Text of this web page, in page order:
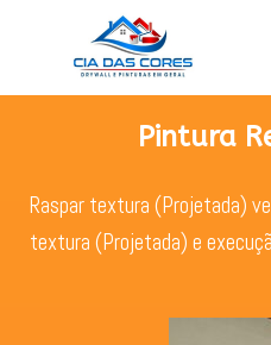
Pintura
Raspar textura (Projetada)
textura (Projetada) e